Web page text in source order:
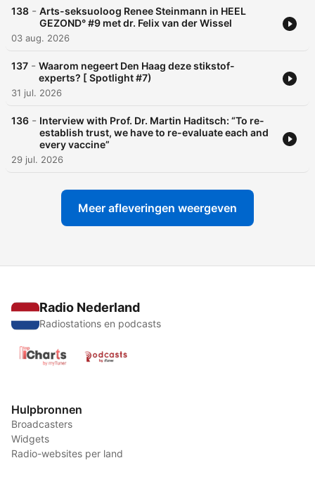
138 - Arts-seksuoloog Renee Steinmann in HEEL
GEZOND° #9 met dr. Felix van der Wissel
03 aug. 2026
137 - Waarom negeert Den Haag deze stikstof-
experts? [ Spotlight #7)
31 jul. 2026
136 - Interview with Prof. Dr. Martin Haditsch: “To re-
establish trust, we have to re-evaluate each and
every vaccine”
29 jul. 2026
Meer afleveringen weergeven
Radio Nederland
Radiostations en podcasts
Hulpbronnen
Broadcasters
Widgets
Radio-websites per land